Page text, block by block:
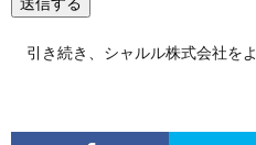
引き続き、シャルル株式会社を